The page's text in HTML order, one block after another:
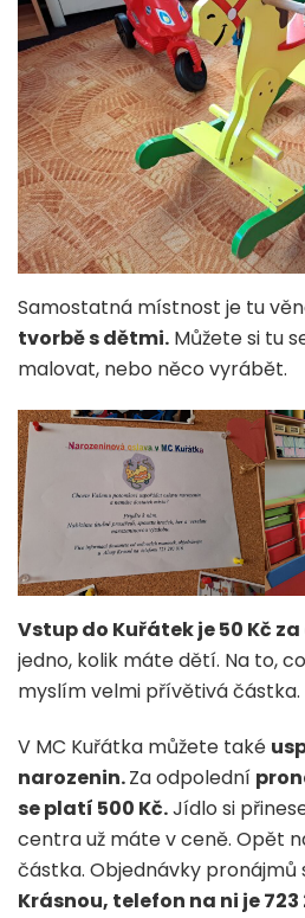
Samostatná místnost je tu
tvorbě s dětmi. Můžete si tu
malovat, nebo něco vyrábět.
Vstup do Kuřátek je 50 Kč
jedno, kolik máte dětí. Na to,
myslím velmi přívětivá částka.
V MC Kuřátka můžete také
narozenin.Za odpolední
se platí 500 Kč.Jídlo si
centra už máte v ceně. Opět
částka. Objednávky pronájmů
Krásnou, telefon na ni je 723